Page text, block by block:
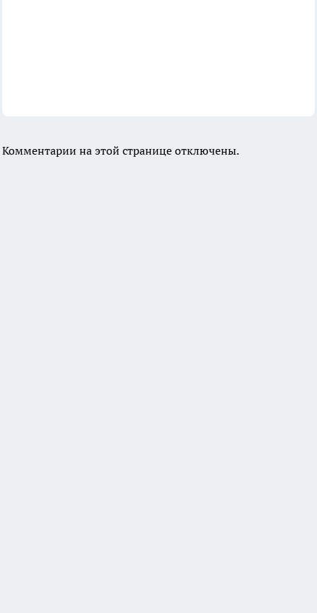
Комментарии на этой странице отключены.